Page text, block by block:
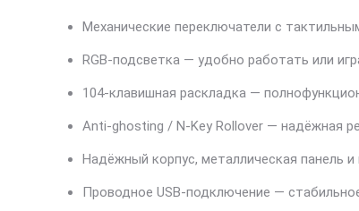
Механические переключатели с
RGB-подсветка — удобно работать или
104-клавишная раскладка —
Anti-ghosting / N-Key Rollover — надёжная
Надёжный корпус, металлическая панель
Проводное USB-подключение —